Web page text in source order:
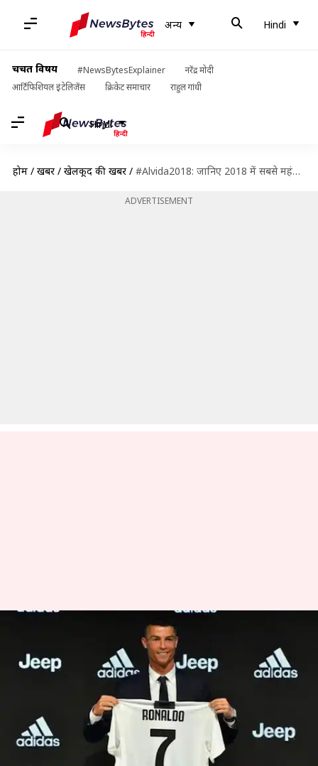
अन्य Hindi
चर्चित विषय #NewsBytesExplainer
नरेंद्र मोदी
आर्टिफिशियल इंटेलिजेंस
क्रिकेट समाचार राहुल गांधी
Hindi
होम / खबरें / खेलकूद की खबरें / #Alvida2018: जानिए 2018 में सबसे महंगी ट्रांसफर फीस में क्लब बदलने वाले टॉप-5 खिलाड़ियों के नाम
ADVERTISEMENT
#Alvida2018: जानिए 2018 में
सबसे महंगी ट्रांसफर फीस में क्लब
बदलने वाले टॉप-5 खिलाड़ियों के
Neeraj Pandey Dec 31, 2018 05:49 pm